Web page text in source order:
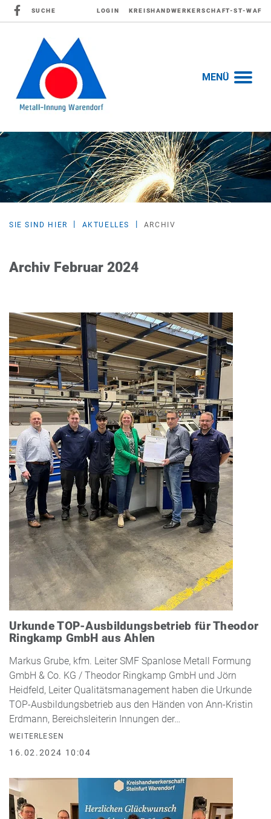
SUCHE LOGIN KREISHANDWERKERSCHAFT-ST-WAF
MENÜ
SIE SIND HIER AKTUELLES ARCHIV
Archiv Februar 2024
Urkunde TOP-Ausbildungsbetrieb für Theodor
Ringkamp GmbH aus Ahlen
Markus Grube, kfm. Leiter SMF Spanlose Metall Formung
GmbH & Co. KG / Theodor Ringkamp GmbH und Jörn
Heidfeld, Leiter Qualitätsmanagement haben die Urkunde
TOP-Ausbildungsbetrieb aus den Händen von Ann-Kristin
Erdmann, Bereichsleiterin Innungen der…
WEITERLESEN
16.02.2024 10:04